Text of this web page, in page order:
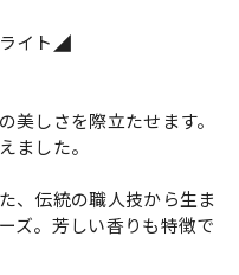
イト◢
美しさを際立たせます。
ました。
、伝統の職人技から生ま
ズ。芳しい香りも特徴で